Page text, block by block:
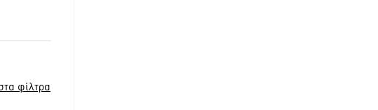
φίλτρα